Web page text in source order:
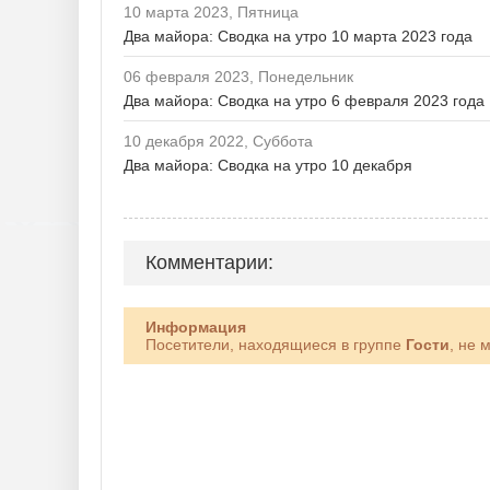
10 марта 2023, Пятница
Два майора: Сводка на утро 10 марта 2023 года
06 февраля 2023, Понедельник
Два майора: Сводка на утро 6 февраля 2023 года
10 декабря 2022, Суббота
Два майора: Сводка на утро 10 декабря
Комментарии:
Информация
Посетители, находящиеся в группе Гости , не